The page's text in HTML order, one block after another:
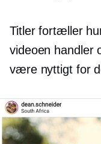
Titler fortæller
videoen handler
være nyttigt for